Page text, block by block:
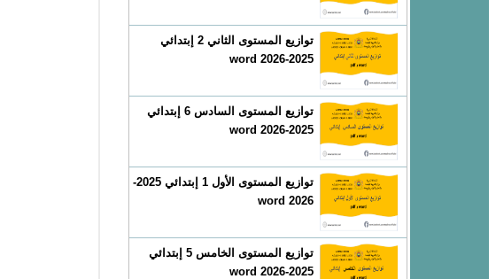
توازيع المستوى الثاني 2 إبتدائي
2025-2026 word
توازيع المستوى السادس 6 إبتدائي
2025-2026 word
توازيع المستوى الأول 1 إبتدائي 2025-
2026 word
توازيع المستوى الخامس 5 إبتدائي
2025-2026 word